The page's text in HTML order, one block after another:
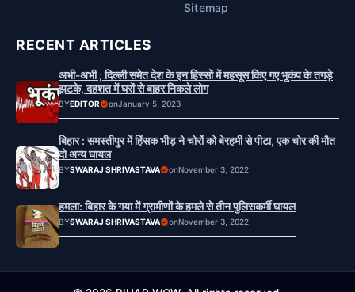
Sitemap
RECENT ARTICLES
अभी-अभी ; दिल्ली समेत देश के इन हिस्सों में महसूस किए गए भूकंप के तगड़े
झटके, दहशत में घरों से बाहर निकले लोग
BYEDITOR onJanuary 5, 2023
बिहार : समस्तीपुर में हिंसक भीड़ ने चोरों को बेरहमी से पीटा, एक चोर की मौत
दो अन्य घायल
BYSWARAJ SHRIVASTAVA onNovember 3, 2022
हमला: बिहार के गया में ग्रामीणों के हमले से तीन पुलिसकर्मी घायल
BYSWARAJ SHRIVASTAVA onNovember 3, 2022